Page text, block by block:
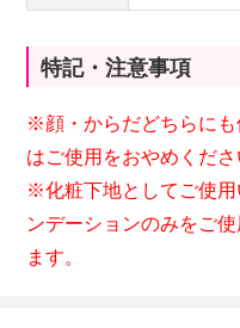
特記・注意事項
※顔・からだどちらに
はご使用をおやめくださ
※化粧下地としてご使
ンデーションのみをご
ます。